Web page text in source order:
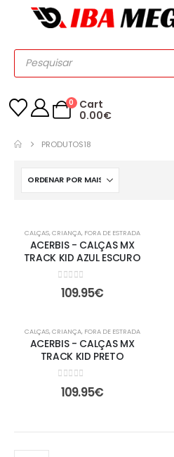
0
Cart
0.00€
PRODUTOS18
CALÇAS,CRIANÇA, FORA DE ESTRADA
ACERBIS - CALÇAS MX
TRACK KID AZUL ESCURO
0out of 5
109.95€
CALÇAS,CRIANÇA, FORA DE ESTRADA
ACERBIS - CALÇAS MX
TRACK KID PRETO
0out of 5
109.95€